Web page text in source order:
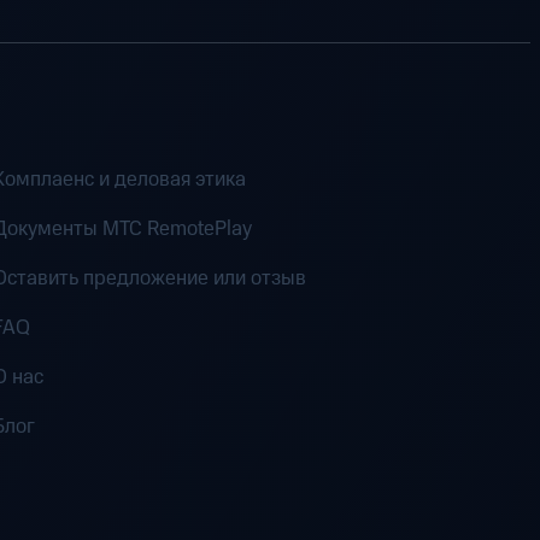
и деловая этика
MTC RemotePlay
предложение или отзыв
нас